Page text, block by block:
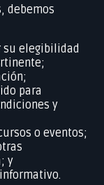
debemos
elegibilidad
para
y
o eventos;
y